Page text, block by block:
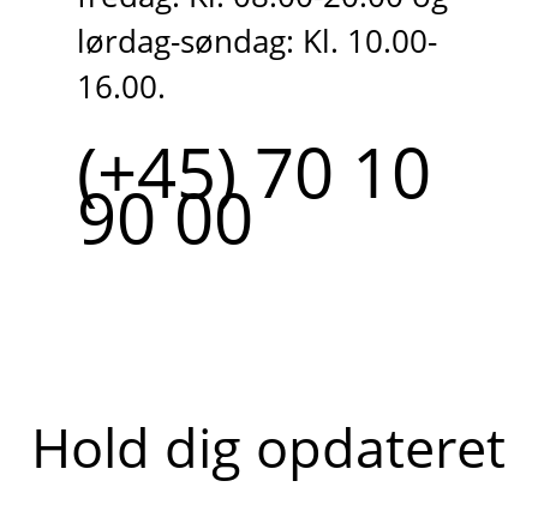
lørdag-søndag: Kl. 10.00-
16.00.
(+45) 70 10
90 00
Hold dig opdateret